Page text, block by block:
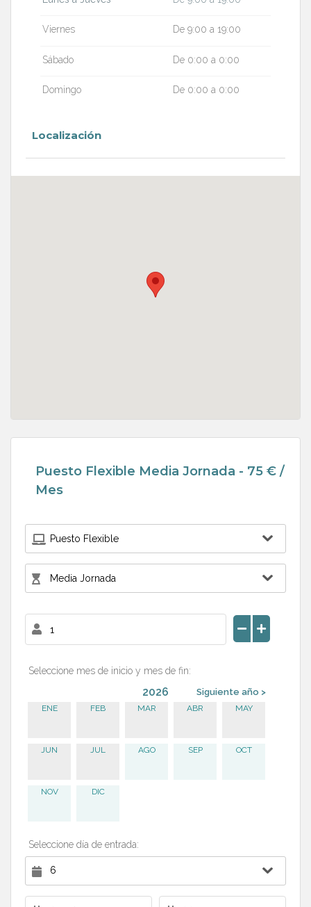
Viernes De 9:00 a 19:00
Sábado De 0:00 a 0:00
Domingo De 0:00 a 0:00
Localización
Puesto Flexible Media Jornada - 75 € /
Mes
Seleccione mes de inicio y mes de fin:
2026 Siguiente año >
ENE FEB MAR ABR MAY
JUN JUL AGO SEP OCT
NOV DIC
Seleccione día de entrada: